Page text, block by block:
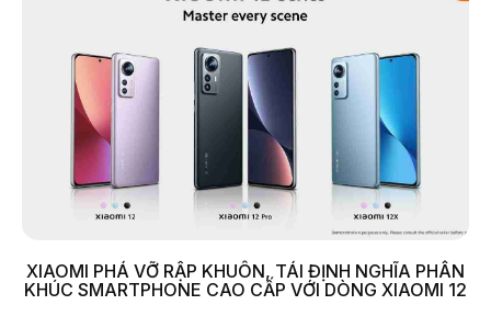
XIAOMI PHÁ VỠ RẬP KHUÔN, TÁI ĐỊNH NGHĨA PHÂN
KHÚC SMARTPHONE CAO CẤP VỚI DÒNG XIAOMI 12